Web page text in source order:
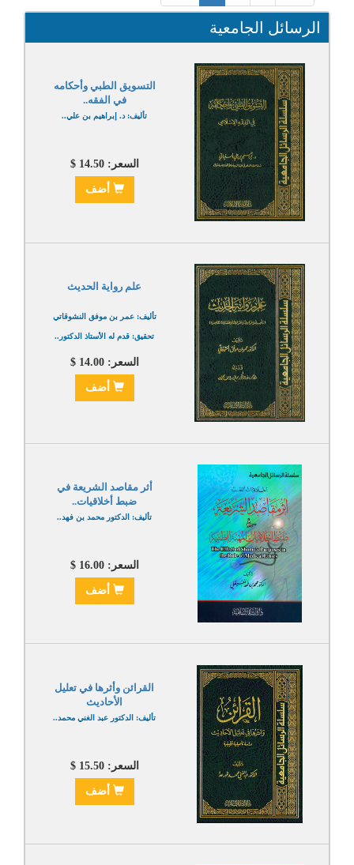
الرسائل الجامعية
التسويق الطبي وأحكامه
في الفقه..
تأليف: د. إبراهيم بن علي..
السعر: 14.50 $
أضف
علم رواية الحديث
تأليف: عمر بن موفق النشوقاتي
تحقيق: قدم له الأستاذ الدكتور..
السعر: 14.00 $
أضف
أثر مقاصد الشريعة في
ضبط أخلاقيات..
تأليف: الدكتور محمد بن فهد..
السعر: 16.00 $
أضف
القرائن وأثرها في تعليل
الأحاديث
تأليف: الدكتور عبد الغني محمد..
السعر: 15.50 $
أضف